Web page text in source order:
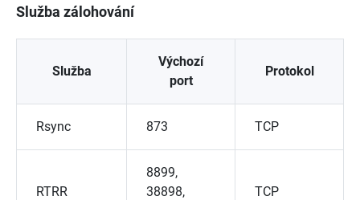
Služba zálohování
Služba
Výchozí
port
Protokol
Rsync 873 TCP
RTRR
8899,
38898,
TCP